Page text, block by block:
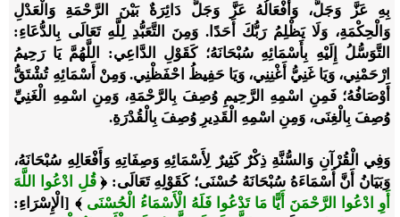
بِهِ عَزَّ وَجَلَّ، وَأَفْعَالُهُ عَزَّ وَجَلَّ دَائِرَةٌ بَيْنَ الرَّحْمَةِ وَالْعَدْلِ
وَالْحِكْمَةِ، وَلَا يَظْلِمُ رَبُّكَ أَحَدًا. وَمِنَ التَّعَبُّدِ لِلَّهِ تَعَالَى بِالدُّعَاءِ:
التَّوَسُّلُ إِلَيْهِ بِأَسْمَائِهِ سُبْحَانَهُ؛ كَقَوْلِ الدَّاعِي: اللَّهُمَّ يَا رَحِيمُ
ارْحَمْنِي، وَيَا غَنِيُّ أَغْنِنِي، وَيَا حَفِيظُ احْفَظْنِي. وَمِنْ أَسْمَائِهِ تُشْتَقُّ
أَوْصَافُهُ؛ فَمِنِ اسْمِهِ الرَّحِيمِ وُصِفَ بِالرَّحْمَةِ، وَمِنِ اسْمِهِ الْغَنِيِّ
وُصِفَ بِالْغِنَى، وَمِنِ اسْمِهِ الْقَدِيرِ وُصِفَ بِالْقُدْرَةِ.
وَفِي الْقُرْآنِ وَالسُّنَّةِ ذِكْرٌ كَثِيرٌ لِأَسْمَائِهِ وَصِفَاتِهِ وَأَفْعَالِهِ سُبْحَانَهُ،
وَبَيَانُ أَنَّ أَسْمَاءَهُ سُبْحَانَهُ حُسْنَى؛ كَقَوْلِهِ تَعَالَى: ﴿قُلِ ادْعُوا اللَّهَ
أَوِ ادْعُوا الرَّحْمَنَ أَيًّا مَا تَدْعُوا فَلَهُ الْأَسْمَاءُ الْحُسْنَى ﴾ [الْإِسْرَاءِ: